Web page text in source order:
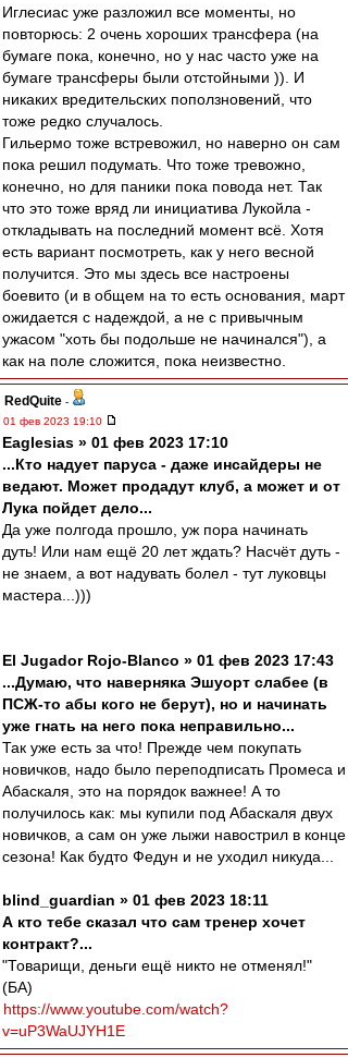
Иглесиас уже разложил все моменты, но
повторюсь: 2 очень хороших трансфера (на
бумаге пока, конечно, но у нас часто уже на
бумаге трансферы были отстойными )). И
никаких вредительских поползновений, что
тоже редко случалось.
Гильермо тоже встревожил, но наверно он сам
пока решил подумать. Что тоже тревожно,
конечно, но для паники пока повода нет. Так
что это тоже вряд ли инициатива Лукойла -
откладывать на последний момент всё. Хотя
есть вариант посмотреть, как у него весной
получится. Это мы здесь все настроены
боевито (и в общем на то есть основания, март
ожидается с надеждой, а не с привычным
ужасом "хоть бы подольше не начинался"), а
как на поле сложится, пока неизвестно.
RedQuite -
01 фев 2023 19:10
Eaglesias » 01 фев 2023 17:10
...Кто надует паруса - даже инсайдеры не
ведают. Может продадут клуб, а может и от
Лука пойдет дело...
Да уже полгода прошло, уж пора начинать
дуть! Или нам ещё 20 лет ждать? Насчёт дуть -
не знаем, а вот надувать болел - тут луковцы
мастера...)))
El Jugador Rojo-Blanco » 01 фев 2023 17:43
...Думаю, что наверняка Эшуорт слабее (в
ПСЖ-то абы кого не берут), но и начинать
уже гнать на него пока неправильно...
Так уже есть за что! Прежде чем покупать
новичков, надо было переподписать Промеса и
Абаскаля, это на порядок важнее! А то
получилось как: мы купили под Абаскаля двух
новичков, а сам он уже лыжи навострил в конце
сезона! Как будто Федун и не уходил никуда...
blind_guardian » 01 фев 2023 18:11
А кто тебе сказал что сам тренер хочет
контракт?...
"Товарищи, деньги ещё никто не отменял!"
(БА)
https://www.youtube.com/watch?
v=uP3WaUJYH1E